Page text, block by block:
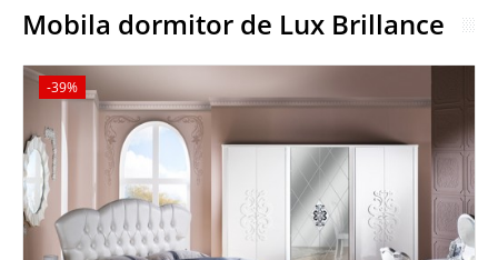
Mobila dormitor de Lux Brillance
-39%